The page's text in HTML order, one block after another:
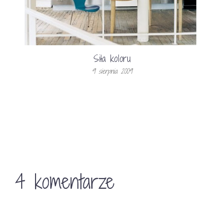
Siła koloru
9 sierpnia 2009
4 komentarze